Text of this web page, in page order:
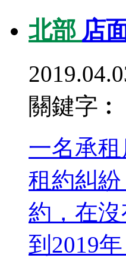
北部 店
關鍵字︰
一名承
租約糾
約，在
到2019